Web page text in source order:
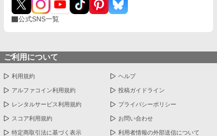
公式SNS一覧
ご利用について
利用規約 ヘルプ
アルファコイン利用規約 投稿ガイドライン
レンタルサービス利用規約 プライバシーポリシー
スコア利用規約 お問い合わせ
特定商取引法に基づく表示 利用者情報の外部送信について